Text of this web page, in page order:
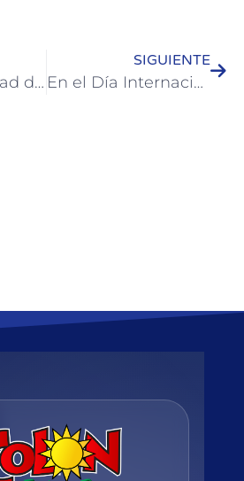
La Municipalidad de Colón tiene en marcha una activa área de zoonosis
SIGUIENTE
En el Día Internacional del Turismo se presentó un resumen del primer año de gestión del (Co.A.Tur.)